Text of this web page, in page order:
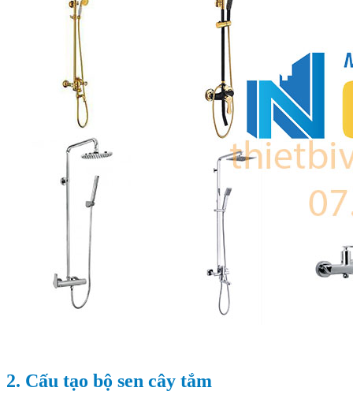
2. Cấu tạo bộ sen cây tắm